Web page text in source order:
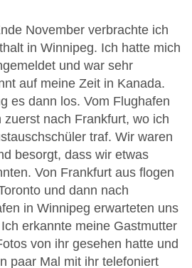
November verbrachte ich
in Winnipeg. Ich hatte mich
und war sehr
auf meine Zeit in Kanada.
es dann los. Vom Flughafen
nach Frankfurt, wo ich
traf. Wir waren
besorgt, dass wir etwas
Von Frankfurt aus flogen
und dann nach
in Winnipeg erwarteten uns
erkannte meine Gastmutter
von ihr gesehen hatte und
paar Mal mit ihr telefoniert